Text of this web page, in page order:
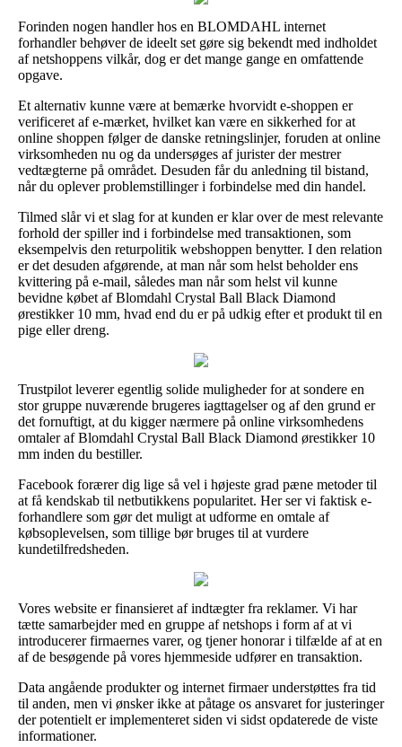
Forinden nogen handler hos en BLOMDAHL internet
forhandler behøver de ideelt set gøre sig bekendt med indholdet
af netshoppens vilkår, dog er det mange gange en omfattende
opgave.
Et alternativ kunne være at bemærke hvorvidt e-shoppen er
verificeret af e-mærket, hvilket kan være en sikkerhed for at
online shoppen følger de danske retningslinjer, foruden at online
virksomheden nu og da undersøges af jurister der mestrer
vedtægterne på området. Desuden får du anledning til bistand,
når du oplever problemstillinger i forbindelse med din handel.
Tilmed slår vi et slag for at kunden er klar over de mest relevante
forhold der spiller ind i forbindelse med transaktionen, som
eksempelvis den returpolitik webshoppen benytter. I den relation
er det desuden afgørende, at man når som helst beholder ens
kvittering på e-mail, således man når som helst vil kunne
bevidne købet af Blomdahl Crystal Ball Black Diamond
ørestikker 10 mm, hvad end du er på udkig efter et produkt til en
pige eller dreng.
Trustpilot leverer egentlig solide muligheder for at sondere en
stor gruppe nuværende brugeres iagttagelser og af den grund er
det fornuftigt, at du kigger nærmere på online virksomhedens
omtaler af Blomdahl Crystal Ball Black Diamond ørestikker 10
mm inden du bestiller.
Facebook forærer dig lige så vel i højeste grad pæne metoder til
at få kendskab til netbutikkens popularitet. Her ser vi faktisk e-
forhandlere som gør det muligt at udforme en omtale af
købsoplevelsen, som tillige bør bruges til at vurdere
kundetilfredsheden.
Vores website er finansieret af indtægter fra reklamer. Vi har
tætte samarbejder med en gruppe af netshops i form af at vi
introducerer firmaernes varer, og tjener honorar i tilfælde af at en
af de besøgende på vores hjemmeside udfører en transaktion.
Data angående produkter og internet firmaer understøttes fra tid
til anden, men vi ønsker ikke at påtage os ansvaret for justeringer
der potentielt er implementeret siden vi sidst opdaterede de viste
informationer.